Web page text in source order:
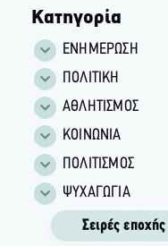
Κατηγορία
ΕΝΗΜΕΡΩΣΗ
ΠΟΛΙΤΙΚΗ
ΑΘΛΗΤΙΣΜΟΣ
ΚΟΙΝΩΝΙΑ
ΠΟΛΙΤΙΣΜΟΣ
ΨΥΧΑΓΩΓΙΑ
Σειρές εποχής